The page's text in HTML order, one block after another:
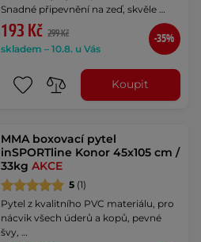
Snadné připevnění na zeď, skvěle …
193 Kč 299 Kč
skladem – 10.8. u Vás
-35%
Koupit
MMA boxovací pytel
inSPORTline Konor 45x105 cm /
33kgAKCE
5 (1)
Pytel z kvalitního PVC materiálu, pro
nácvik všech úderů a kopů, pevné
švy, …